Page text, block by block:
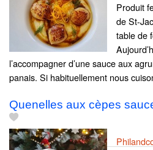
Produit
de St-
table de
l’accompagner d’une sauce aux
panais. Si habituellement nous
Quenelles aux cèpes